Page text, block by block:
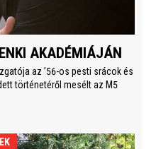
AKADÉMIÁJÁN
az ’56-os pesti srácok és
történetéről mesélt az M5